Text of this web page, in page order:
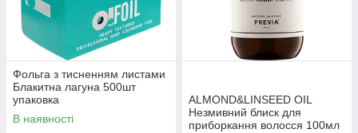
Фольга з тисненням листами
Блакитна лагуна 500шт
упаковка
В наявності
ALMOND&LINSEED OIL
Незмивний блиск для
приборкання волосся 100мл